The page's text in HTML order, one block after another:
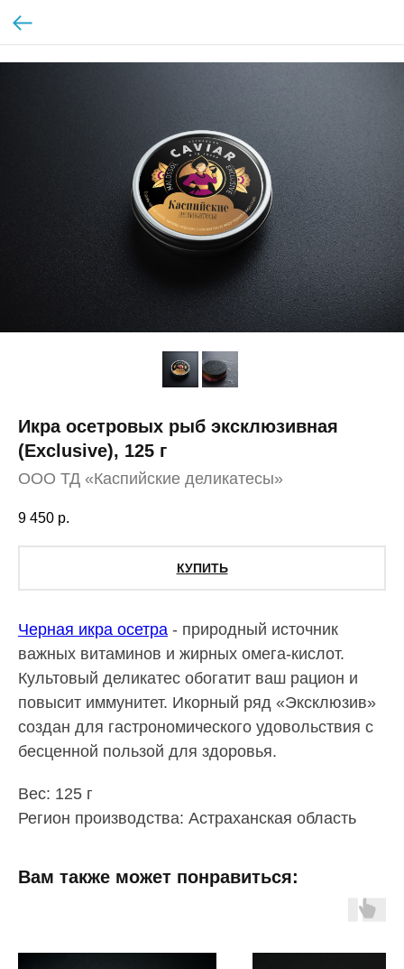
Икра осетровых рыб эксклюзивная
(Exclusive), 125 г
ООО ТД «Каспийские деликатесы»
9 450 р.
КУПИТЬ
Черная икра осетра - природный источник
важных витаминов и жирных омега-кислот.
Культовый деликатес обогатит ваш рацион и
повысит иммунитет. Икорный ряд «Эксклюзив»
создан для гастрономического удовольствия с
бесценной пользой для здоровья.
Вес: 125 г
Регион производства: Астраханская область
Вам также может понравиться: